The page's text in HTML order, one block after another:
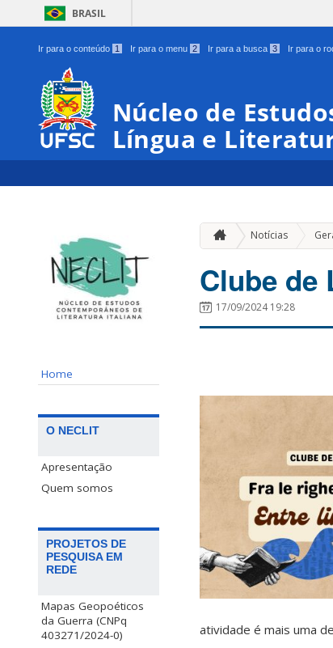
BRASIL
Ir para o conteúdo 1 Ir para o menu 2 Ir para a busca 3 Ir para o
Núcleo de
Língua e
Home
O NECLIT
Apresentação
Quem somos
PROJETOS DE
PESQUISA EM
REDE
Mapas Geopoéticos
da Guerra (CNPq
403271/2024-0)
Notícias
Clube de
17/09/2024 19:28
atividade é mais uma